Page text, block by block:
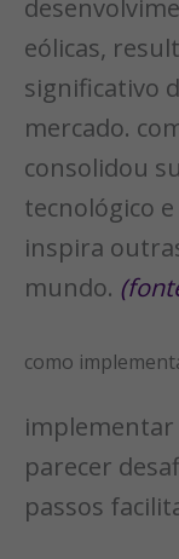
eólicas,
significativo
mercado.
consolidou
tecnológico
inspira
mundo.
como
implementar
parecer
passos